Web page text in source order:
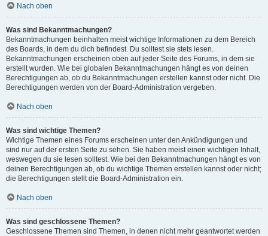
Nach oben
Was sind Bekanntmachungen?
Bekanntmachungen beinhalten meist wichtige Informationen zu dem Bereich
des Boards, in dem du dich befindest. Du solltest sie stets lesen.
Bekanntmachungen erscheinen oben auf jeder Seite des Forums, in dem sie
erstellt wurden. Wie bei globalen Bekanntmachungen hängt es von deinen
Berechtigungen ab, ob du Bekanntmachungen erstellen kannst oder nicht. Die
Berechtigungen werden von der Board-Administration vergeben.
Nach oben
Was sind wichtige Themen?
Wichtige Themen eines Forums erscheinen unter den Ankündigungen und
sind nur auf der ersten Seite zu sehen. Sie haben meist einen wichtigen Inhalt,
weswegen du sie lesen solltest. Wie bei den Bekanntmachungen hängt es von
deinen Berechtigungen ab, ob du wichtige Themen erstellen kannst oder nicht;
die Berechtigungen stellt die Board-Administration ein.
Nach oben
Was sind geschlossene Themen?
Geschlossene Themen sind Themen, in denen nicht mehr geantwortet werden